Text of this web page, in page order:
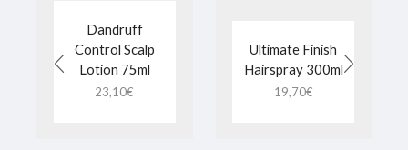
Dandruff
Control Scalp
Lotion 75ml
23,10€
Ultimate Finish
Hairspray 300ml
19,70€